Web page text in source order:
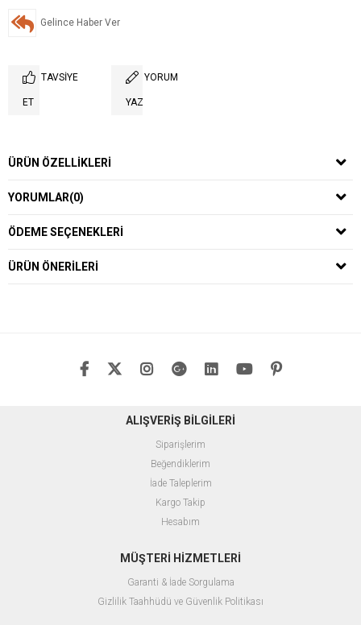
Gelince Haber Ver
TAVSIYE
ET
YORUM
YAZ
ÜRÜN ÖZELLIKLERI
YORUMLAR(0)
ÖDEME SEÇENEKLERI
ÜRÜN ÖNERILERI
ALIŞVERİŞ BİLGİLERİ
Siparişlerim
Beğendiklerim
İade Taleplerim
Kargo Takip
Hesabım
MÜŞTERİ HİZMETLERİ
Garanti & İade Sorgulama
Gizlilik Taahhüdü ve Güvenlik Politikası